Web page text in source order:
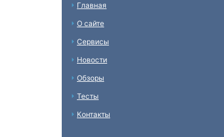
Главная
О сайте
Сервисы
Новости
Обзоры
Тесты
Контакты